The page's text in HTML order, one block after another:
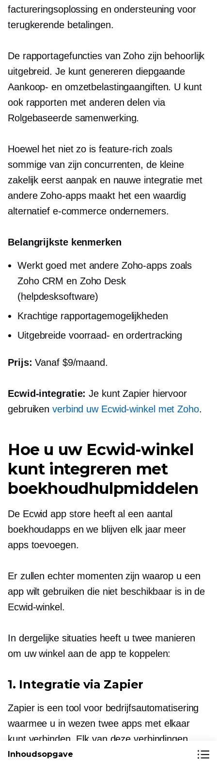
factureringsoplossing en ondersteuning voor
terugkerende betalingen.
De rapportagefuncties van Zoho zijn behoorlijk
uitgebreid. Je kunt genereren diepgaande
Aankoop- en omzetbelastingaangiften. U kunt
ook rapporten met anderen delen via
Rolgebaseerdesamenwerking.
Hoewel het niet zo is feature-rich zoals
sommige van zijn concurrenten, de kleine
zakelijk eerstaanpak en nauwe integratie met
andere Zoho-apps maakt het een waardig
alternatief e-commerceondernemers.
Belangrijkste kenmerken
Werkt goed met andere Zoho-apps zoals
Zoho CRM en Zoho Desk
(helpdesksoftware)
Krachtige rapportagemogelijkheden
Uitgebreide voorraad- en ordertracking
Prijs:Vanaf $9/maand.
Ecwid-integratie:Je kunt Zapier hiervoor
gebruikenverbind uw Ecwid-winkel met Zoho.
Hoe u uw Ecwid-winkel
kunt integreren met
boekhoudhulpmiddelen
De Ecwid app store heeft al een aantal
boekhoudapps en we blijven elk jaar meer
apps toevoegen.
Er zullen echter momenten zijn waarop u een
app wilt gebruiken die niet beschikbaar is in de
Ecwid-winkel.
In dergelijke situaties heeft u twee manieren
om uw winkel aan de app te koppelen:
1. Integratie via Zapier
Zapier is een tool voor bedrijfsautomatisering
waarmee u in wezen twee apps met elkaar
kunt verbinden. Elk van deze verbindingen
wordt een “Zap” genoemd.
Inhoudsopgave